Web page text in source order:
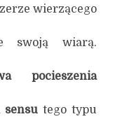
wierzącego
swoją wiarą.
pocieszenia
sensu tego typu